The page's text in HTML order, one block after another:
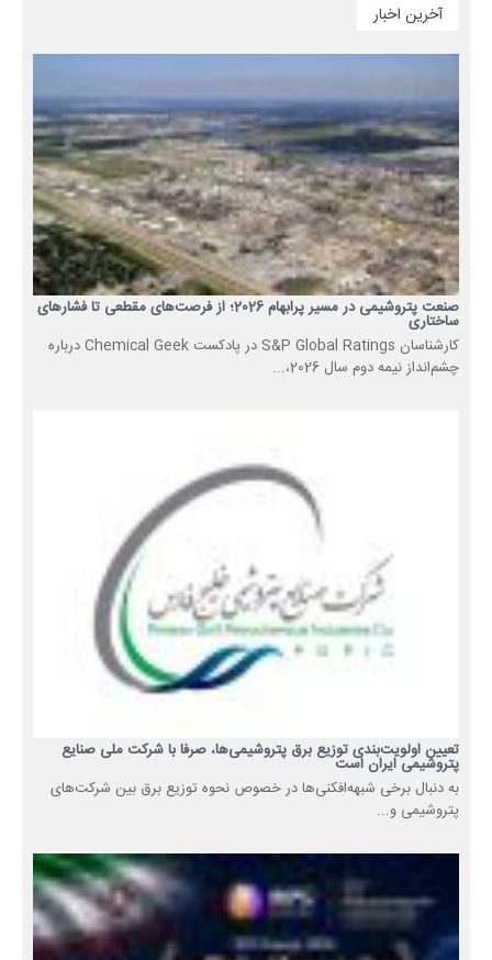
آخرین اخبار
صنعت پتروشیمی در مسیر پرابهام 2026؛ از فرصت‌های مقطعی تا فشارهای
ساختاری
کارشناسان S&P Global Ratings در پادکست Chemical Geek درباره
چشم‌انداز نیمه دوم سال 2026،...
تعیین اولویت‌بندی توزیع برق پتروشیمی‌ها، صرفا با شرکت ملی صنایع
پتروشیمی ایران است
به دنبال برخی شبهه‌افکنی‌ها در خصوص نحوه توزیع برق بین شرکت‌های
پتروشیمی و...